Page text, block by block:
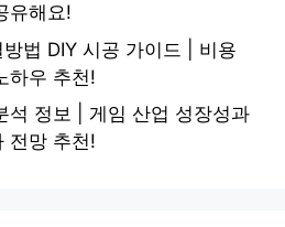
유해요!
법 DIY 시공 가이드 | 비용
하우 추천!
석 정보 | 게임 산업 성장성과
전망 추천!